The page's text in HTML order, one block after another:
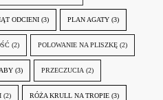
ODCIENI (3) PLAN AGATY (3)
(2) POLOWANIE NA PLISZKĘ (2)
(3) PRZECZUCIA (2)
(2) RÓŻA KRULL NA TROPIE (3)